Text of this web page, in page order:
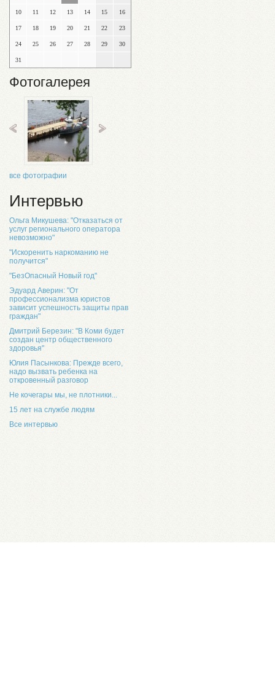
10 11 12 13 14 15 16
17 18 19 20 21 22 23
24 25 26 27 28 29 30
31
Фотогалерея
все фотографии
Интервью
Ольга Микушева: "Отказаться от
услуг регионального оператора
невозможно"
"Искоренить наркоманию не
получится"
"БезОпасный Новый год"
Эдуард Аверин: "От
профессионализма юристов
зависит успешность защиты прав
граждан"
Дмитрий Березин: "В Коми будет
создан центр общественного
здоровья"
Юлия Пасынкова: Прежде всего,
надо вызвать ребенка на
откровенный разговор
Не кочегары мы, не плотники...
15 лет на службе людям
Все интервью